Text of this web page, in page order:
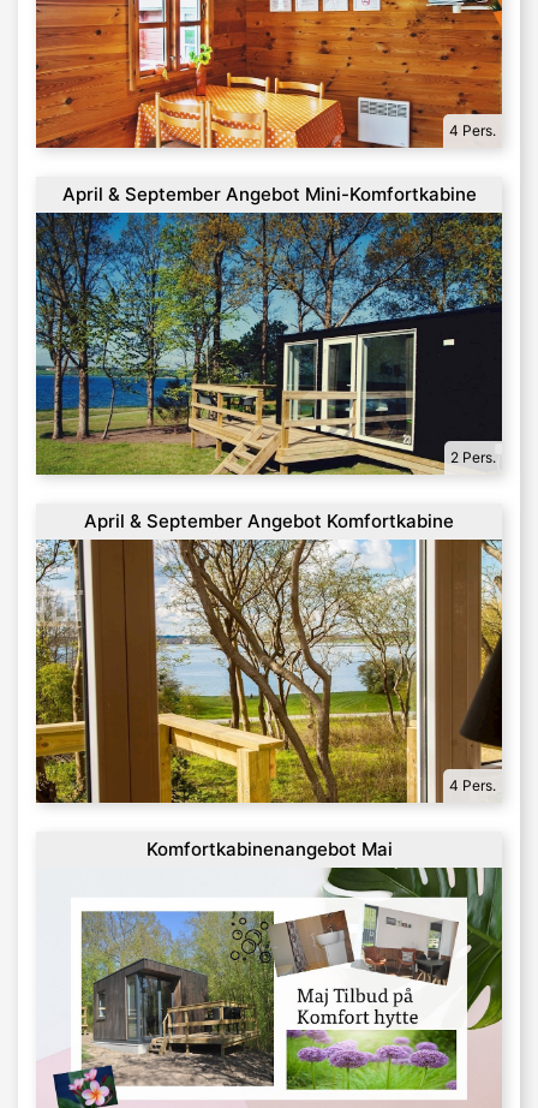
4 Pers.
April & September Angebot Mini-Komfortkabine
2 Pers.
April & September Angebot Komfortkabine
4 Pers.
Komfortkabinenangebot Mai